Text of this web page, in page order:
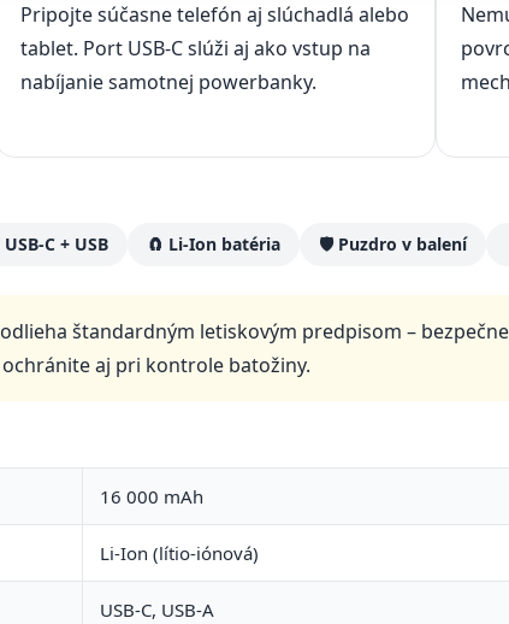
Pripojte súčasne telefón aj slúchadlá alebo
tablet. Port USB-C slúži aj ako vstup na
nabíjanie samotnej powerbanky.
C + USB 🧲 Li-Ion batéria 🛡️ Puzdro v balení
štandardným letiskovým predpisom –
aj pri kontrole batožiny.
16 000 mAh
Li-Ion (lítio-iónová)
USB-C, USB-A